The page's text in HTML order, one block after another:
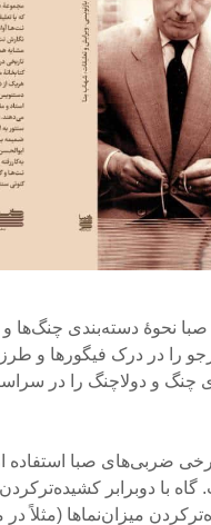
نحوۀ دسته‌بندی چنگ‌ها
را در درک فیگورها و
چنگ و دولاچنگ را در
ضربی‌های صبا استفاده
با دوبرابر کشیده‌ترکردن
میزان‌نماها